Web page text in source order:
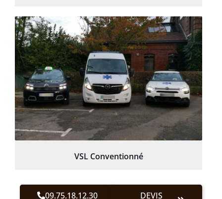
VSL Conventionné
09.75.18.12.30 DEVIS